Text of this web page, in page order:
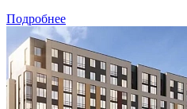
Подробнее